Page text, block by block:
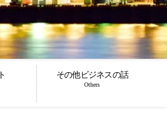
その他ビジネスの話
Others